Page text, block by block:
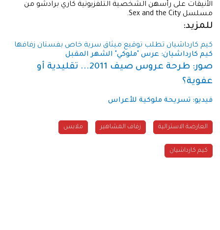
الأنيقات على رأسهن الشخصية التلفزيونية كاري برادشو من
مسلسل Sex and the City.
للمزيد:
كيم كارداشيان تطلب توقيع ميثاق سرية خاص بفستان زفافها
كيم كارداشيان: عرس "ملوكي" الشهر المقبل
صور: طرحة عروس صيف 2011... تقليدية أو
عفوية؟
فيديو: تسريحة ملوكية للأعراس
العارضة الاسترالية زفاف المشاهير ملابس
كيم كارداشيان